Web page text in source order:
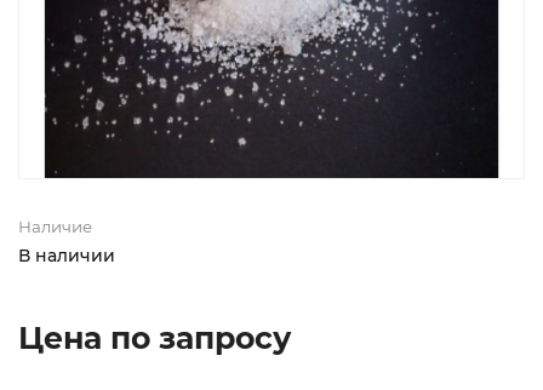
Наличие
В наличии
Цена по запросу